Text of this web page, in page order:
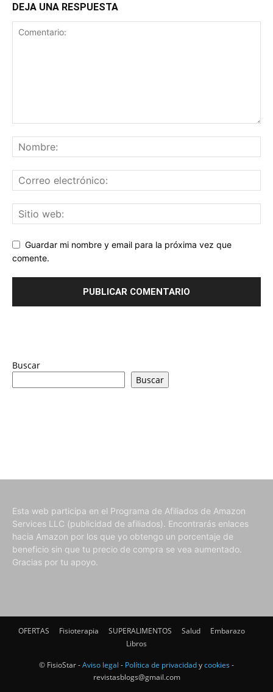
DEJA UNA RESPUESTA
Guardar mi nombre y email para la próxima vez que
comente.
Buscar
Buscar
Esta web participa en el Programa de Afiliados de Amazon
Services LLC (publicidad de afiliados). Encontrarás enlaces
hacia Amazon por los que yo obtengo un porcentaje de
beneficio sin que tu precio de compra se vea aumentado.
Gracias por tu apoyo.
OFERTAS Fisioterapia SUPERALIMENTOS Salud
Embarazo
Libros
© FisioStar -Aviso legal - Política de privacidadycookies -
revistasblogs@gmail.com